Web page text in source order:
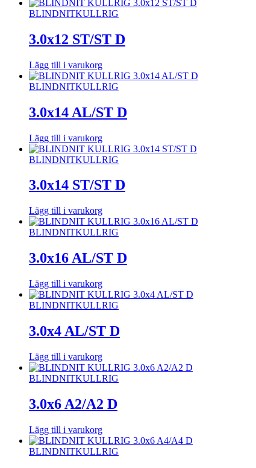
BLINDNITKULLRIG
3.0x12 ST/ST D
Lägg till i varukorg
BLINDNITKULLRIG
3.0x14 AL/ST D
Lägg till i varukorg
BLINDNITKULLRIG
3.0x14 ST/ST D
Lägg till i varukorg
BLINDNITKULLRIG
3.0x16 AL/ST D
Lägg till i varukorg
BLINDNITKULLRIG
3.0x4 AL/ST D
Lägg till i varukorg
BLINDNITKULLRIG
3.0x6 A2/A2 D
Lägg till i varukorg
BLINDNITKULLRIG